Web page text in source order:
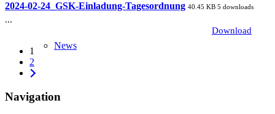
News
2024-02-24_GSK-Einladung-Tagesordnung 40.45 KB 5 downloads
...
Download
1
2
Navigation